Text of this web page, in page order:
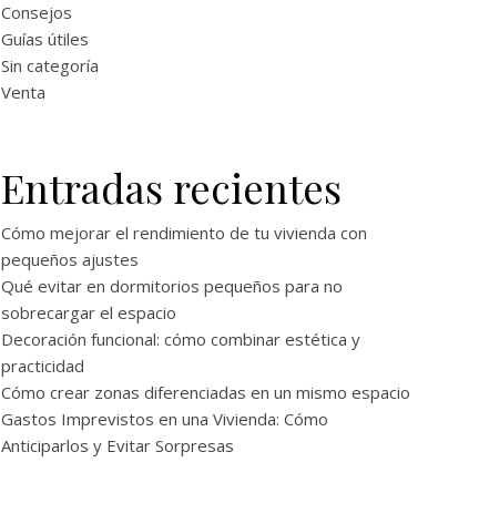
Consejos
Guías útiles
Sin categoría
Venta
Entradas recientes
Cómo mejorar el rendimiento de tu vivienda con
pequeños ajustes
Qué evitar en dormitorios pequeños para no
sobrecargar el espacio
Decoración funcional: cómo combinar estética y
practicidad
Cómo crear zonas diferenciadas en un mismo espacio
Gastos Imprevistos en una Vivienda: Cómo
Anticiparlos y Evitar Sorpresas